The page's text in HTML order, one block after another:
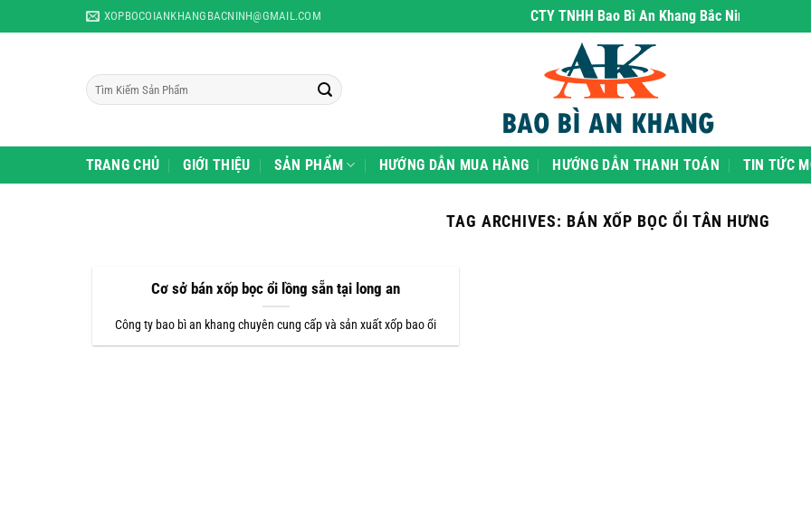
to
XOPBOCOIANKHANGBACNINH@GMAIL.COM CTY TNHH Bao Bì An Khang Bắc Ninh- chuyên
Tìm
kiếm:
TRANG CHỦ GIỚI THIỆU SẢN PHẨM HƯỚNG DẪN MUA HÀNG HƯỚNG DẪN THANH TOÁN TIN TỨC
TAG ARCHIVES: BÁN XỐP BỌC ỔI TÂN HƯNG
Cơ sở bán xốp bọc ổi lồng sẵn tại long an
Công ty bao bì an khang chuyên cung cấp và sản xuất xốp bao ổi